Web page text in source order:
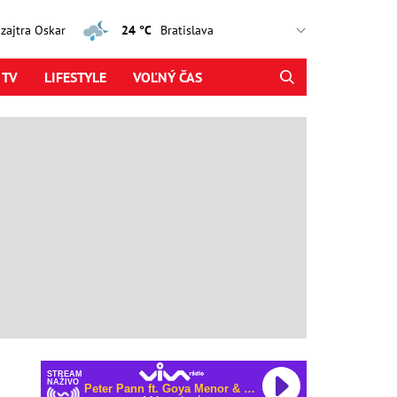
Oskar 24 °C
LIFESTYLE VOĽNÝ ČAS
STREAM
NAŽIVO
Niall Horan